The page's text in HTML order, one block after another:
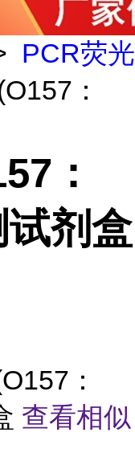
PCR荧光
：
：
剂盒
：
查看相似